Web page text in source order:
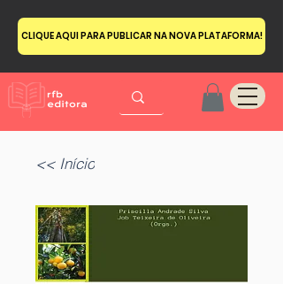
CLIQUE AQUI PARA PUBLICAR NA NOVA PLATAFORMA!
<< Início